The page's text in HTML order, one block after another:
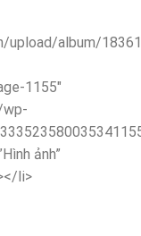
upload/album/
1155″
wp-
ảnh”
li>